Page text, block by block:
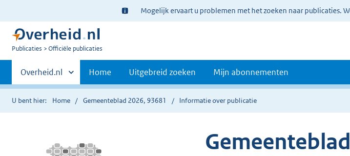
Ter
informatie:
Mogelijk ervaart u problemen met het zoeken naar publicaties.
U
Publicaties Officiële publicaties
Primaire
navigatie
Andere
sites
binnen
Overheid.nl Home Uitgebreid zoeken Mijn abonnementen
U bent hier: Home Gemeenteblad 2026, 93681 Informatie over publicatie